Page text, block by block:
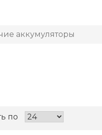
аккумуляторы
по